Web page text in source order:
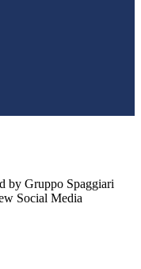
by Gruppo Spaggiari
Social Media